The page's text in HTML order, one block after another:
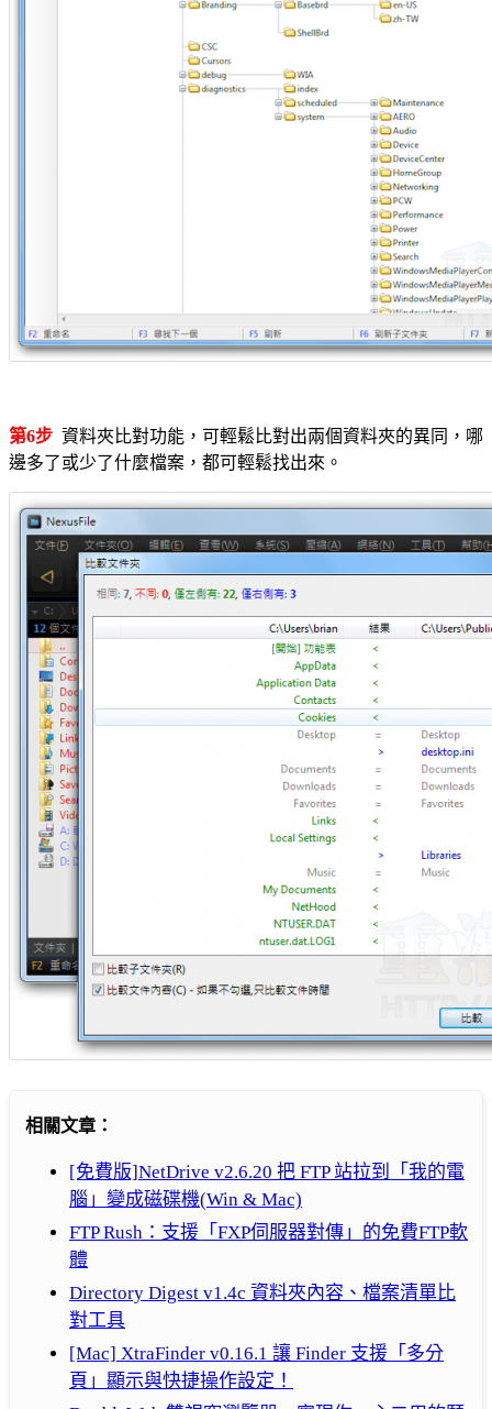
第6步 資料夾比對功能，可輕鬆比對出兩個資料夾的異同，哪
邊多了或少了什麼檔案，都可輕鬆找出來。
相關文章：
[免費版]NetDrive v2.6.20 把 FTP 站拉到「我的電
腦」變成磁碟機(Win & Mac)
FTP Rush：支援「FXP伺服器對傳」的免費FTP軟
體
Directory Digest v1.4c 資料夾內容、檔案清單比
對工具
[Mac] XtraFinder v0.16.1 讓 Finder 支援「多分
頁」顯示與快捷操作設定！